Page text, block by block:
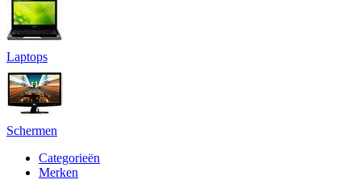
Laptops
Schermen
Categorieën
Merken